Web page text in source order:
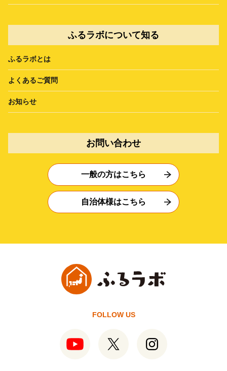
ふるラボについて知る
ふるラボとは
よくあるご質問
お知らせ
お問い合わせ
一般の方はこちら
自治体様はこちら
FOLLOW US